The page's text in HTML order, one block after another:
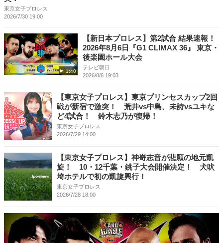
東京女子プロレス
2026/7/30 19:00
1:40
【新日本プロレス】第2試合 結果速報！
2026年8月6日『G1 CLIMAX 36』 東京・
後楽園ホール大会
テレビ朝日
2026/8/6 19:03
【東京女子プロレス】東京プリンセスカップ2回
戦が新宿で激突！ 荒井vs中島、未詩vsユキな
ど4試合！ 鈴木志乃が復帰！
東京女子プロレス
2026/7/29 14:00
【東京女子プロレス】神嵜志音が悲願の地元凱
旋！ 10・12千葉・銚子大会開催決定！ 犬吠
埼ホテルで初の凱旋興行！
東京女子プロレス
2026/7/28 18:00